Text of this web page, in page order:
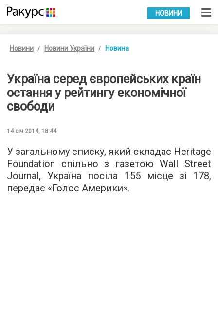
УКР РУС
НОВИНИ
Новини Новини України Новина
Україна серед європейських країн
остання у рейтингу економічної
свободи
14 січ 2014, 18:44
У загальному списку, який складає Heritage
Foundation спільно з газетою Wall Street
Journal, Україна посіла 155 місце зі 178,
передає «Голос Америки».